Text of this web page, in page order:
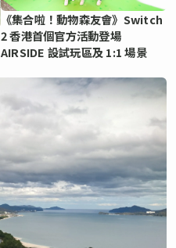
《集合啦！動物森友會》Switch
2 香港首個官方活動登場
AIRSIDE 設試玩區及 1:1 場景